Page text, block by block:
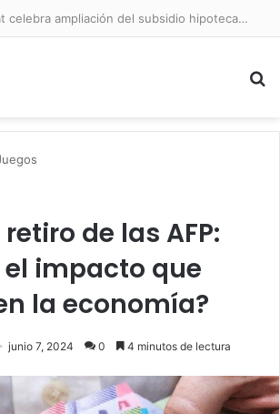
Diputado Sabat celebra ampliación del subsidio hipotecario con viviendas de hasta 6.000 UF
de las AFP:
el impacto que
la economía?
junio 7, 2024 0 4 minutos de lectura